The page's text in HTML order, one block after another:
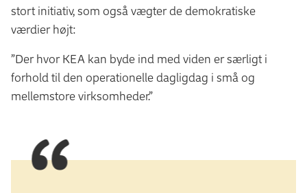
stort initiativ, som også vægter de demokratiske
værdier højt:
”Der hvor KEA kan byde ind med viden er særligt i
forhold til den operationelle dagligdag i små og
mellemstore virksomheder.”